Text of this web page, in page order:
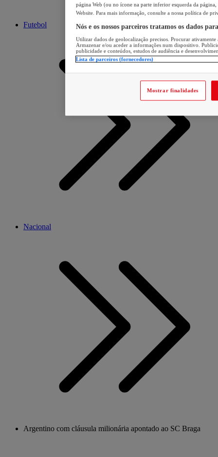
Futebol
Nacional
Argentino com cláusula milionária apontado ao SC Braga
página Web (ou no ícone na parte inferior esquerda da página,
Website. Para mais informação, consulte a nossa política de
Nós e os nossos parceiros tratamos os dados
Utilizar dados de geolocalização precisos. Procurar
Armazenar e/ou aceder a informações num dispositivo.
publicidade e conteúdos, estudos de audiência e
Lista de parceiros (fornecedores)
Mostrar finalidades